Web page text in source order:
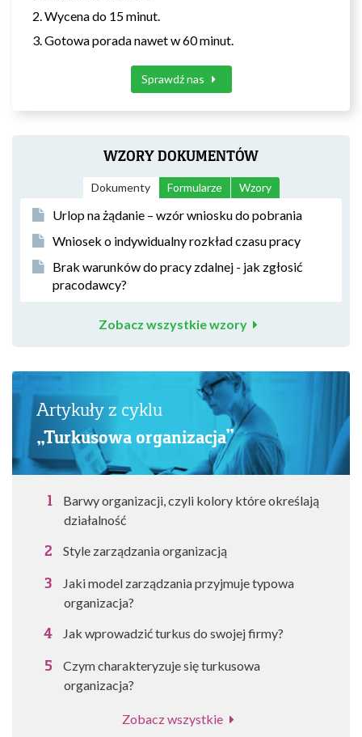
Wycena do 15 minut.
Gotowa porada nawet w 60 minut.
Sprawdź nas
WZORY DOKUMENTÓW
Dokumenty Formularze Wzory
Urlop na żądanie – wzór wniosku do pobrania
Wniosek o indywidualny rozkład czasu pracy
Brak warunków do pracy zdalnej - jak zgłosić
pracodawcy?
Zobacz wszystkie wzory
Artykuły z cyklu
„Turkusowa organizacja”
Barwy organizacji, czyli kolory które określają
działalność
Style zarządzania organizacją
Jaki model zarządzania przyjmuje typowa
organizacja?
Jak wprowadzić turkus do swojej firmy?
Czym charakteryzuje się turkusowa
organizacja?
Zobacz wszystkie